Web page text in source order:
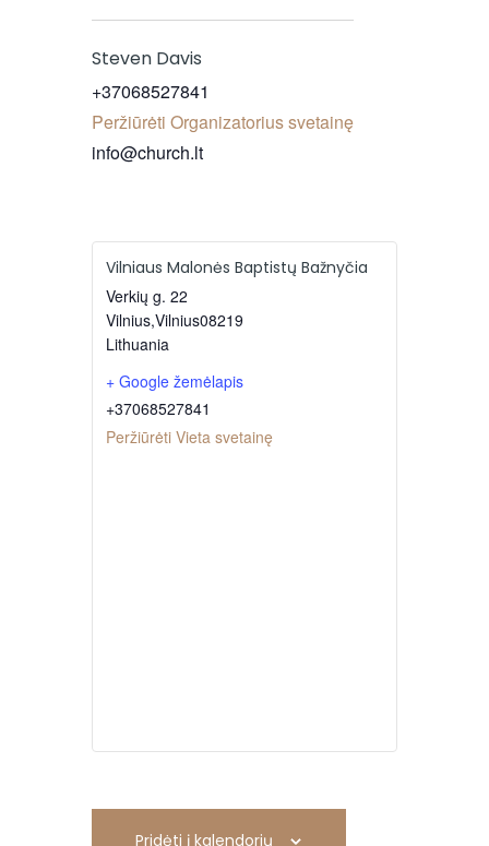
Steven Davis
+37068527841
Peržiūrėti Organizatorius svetainę
info@church.lt
Vilniaus Malonės Baptistų Bažnyčia
Verkių g. 22
Vilnius,Vilnius08219
Lithuania
+ Google žemėlapis
+37068527841
Peržiūrėti Vieta svetainę
Pridėti į kalendorių